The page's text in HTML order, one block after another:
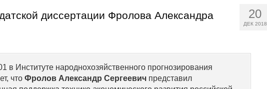
20
ДЕК 2018
диссертации Фролова Александра
в Институте народнохозяйственного прогнозирования
что Фролов Александр Сергеевич представил